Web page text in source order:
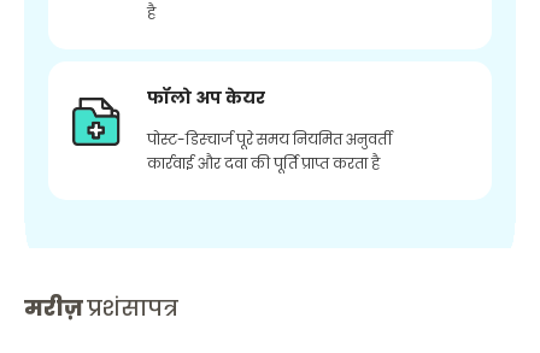
है
फॉलो अप केयर
पोस्ट-डिस्चार्ज पूरे समय नियमित अनुवर्ती
कार्रवाई और दवा की पूर्ति प्राप्त करता है
मरीज़प्रशंसापत्र